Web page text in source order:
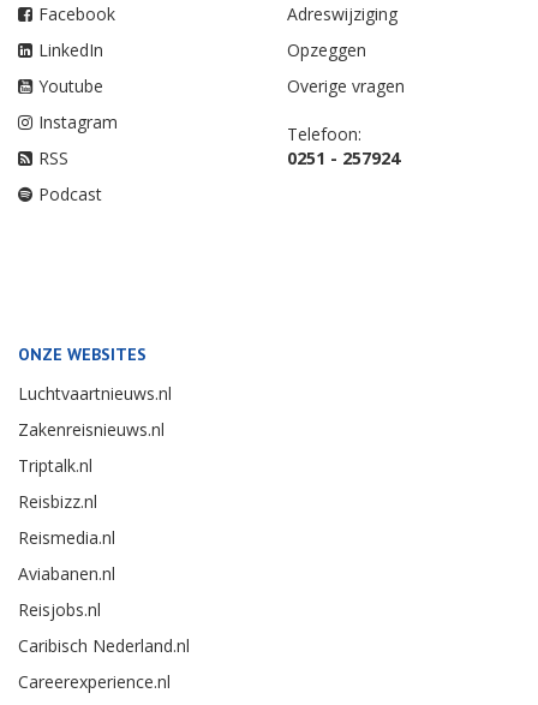
Facebook
LinkedIn
Youtube
Instagram
RSS
Podcast
Adreswijziging
Opzeggen
Overige vragen
Telefoon:
0251 - 257924
ONZE WEBSITES
Luchtvaartnieuws.nl
Zakenreisnieuws.nl
Triptalk.nl
Reisbizz.nl
Reismedia.nl
Aviabanen.nl
Reisjobs.nl
Caribisch Nederland.nl
Careerexperience.nl